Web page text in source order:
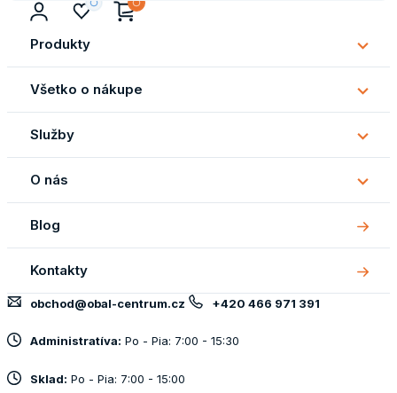
Produkty
Všetko o nákupe
o
Služby
O nás
O
nás
Blog
Kontakty
obchod@obal-centrum.cz +420 466 971 391
Administratíva: Po - Pia: 7:00 - 15:30
Sklad: Po - Pia: 7:00 - 15:00